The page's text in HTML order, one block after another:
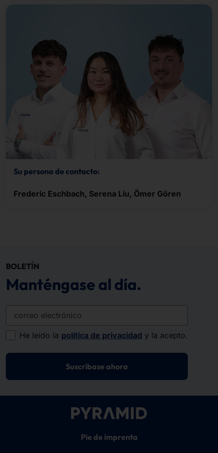
Su persona de contacto:
Frederic Eschbach, Serena Liu, Ömer Gören
BOLETÍN
Manténgase al día.
correo electrónico
He leído la política de privacidad y la acepto.
Suscríbase ahora
Pie de imprenta